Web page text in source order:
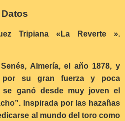
Datos
Tripiana «La Reverte ».
Almería, el año 1878, y
por su gran fuerza y poca
ganó desde muy joven el
Inspirada por las hazañas
al mundo del toro como